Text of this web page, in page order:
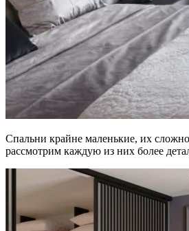
Спальни крайне маленькие, их
рассмотрим каждую из них более